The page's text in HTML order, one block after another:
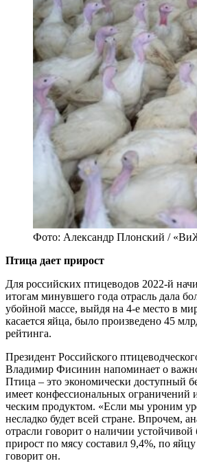
Фото: Александр Плонский /
Птица дает прирост
Для российских птицеводов 2022-й
итогам минувше­го года отрасль дала
убойной массе, выйдя на 4-е ме­сто в
касается яйца, было произведено 45
рейтинга.
Президент Российского
Владимир Фисинин напоминает о
Птица – это экономи­чески доступный
имеет кон­фессиональных ограни­чений
ческим продуктом. «Если мы уроним
несладко будет всей стра­не. Впрочем,
отрасли говорит о наличии устойчи­вой
прирост по мясу составил 9,4%, по
говорит он.